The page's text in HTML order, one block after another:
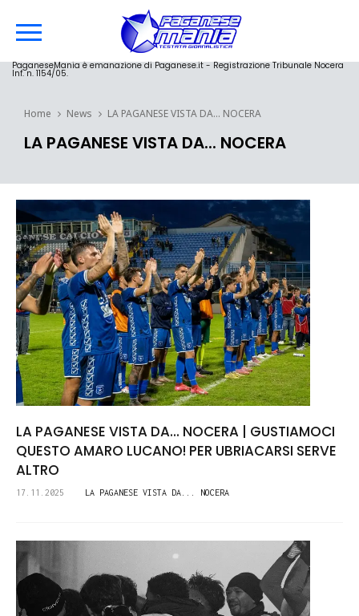
PaganeseMania è emanazione di Paganese.it - Registrazione Tribunale Nocera
Inf. n. 1154/05.
Home News LA PAGANESE VISTA DA... NOCERA
LA PAGANESE VISTA DA... NOCERA
LA PAGANESE VISTA DA... NOCERA | GUSTIAMOCI
QUESTO AMARO LUCANO! PER UBRIACARSI SERVE
ALTRO
17.11.2025 LA PAGANESE VISTA DA... NOCERA